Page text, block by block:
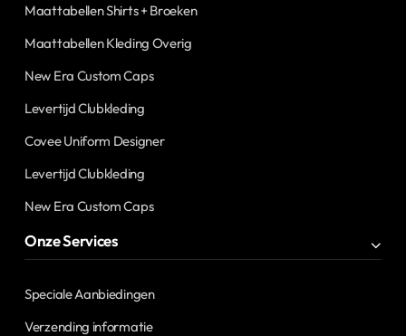
Maattabellen Shirts + Broeken
Maattabellen Kleding Overig
New Era Custom Caps
Levertijd Clubkleding
Covee Uniform Designer
Levertijd Clubkleding
New Era Custom Caps
Onze Services
Speciale Aanbiedingen
Verzending informatie